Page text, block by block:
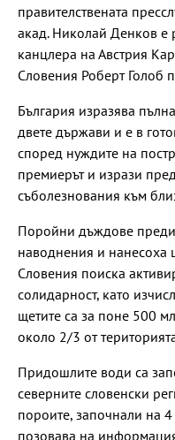
правителствената
акад. Николай Денков е
канцлера на Австрия
Словения Роберт Голоб
България изразява
двете държави и е в
според нуждите на
премиерът и изрази
съболезнования към
Поройни дъждове
наводнения и нанесоха
Словения поиска
солидарност, като
щетите са за поне 500
около 2/3 от
Придошлите води са
северните словенски
пороите, започнали на 4
позовава на